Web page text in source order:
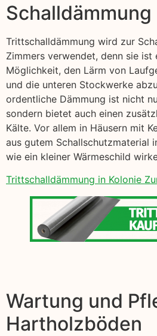
Schalldämmung
Trittschalldämmung wird zur
Zimmers verwendet, denn sie ist
Möglichkeit, den Lärm von
und die unteren Stockwerke
ordentliche Dämmung ist nicht
sondern bietet auch einen
Kälte. Vor allem in Häusern mit
aus gutem Schallschutzmaterial
wie ein kleiner Wärmeschild
Trittschalldämmung in Kolonie
Wartung und
Hartholzböden